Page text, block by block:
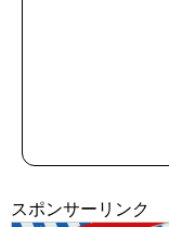
スポンサーリンク